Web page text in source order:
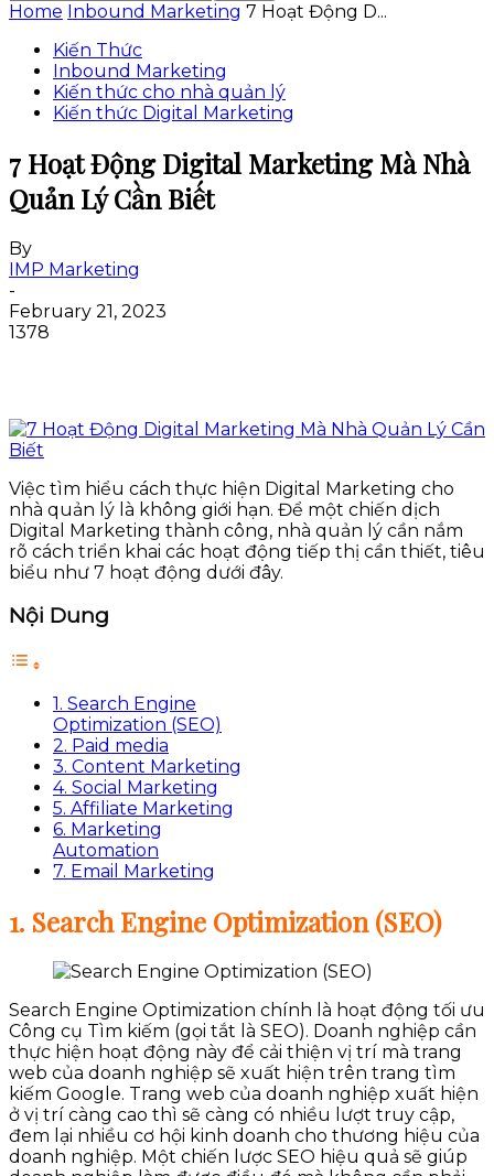
Home Inbound Marketing 7 Hoạt Động D...
Kiến Thức
Inbound Marketing
Kiến thức cho nhà quản lý
Kiến thức Digital Marketing
7 Hoạt Động Digital Marketing Mà Nhà
Quản Lý Cần Biết
By
IMP Marketing
-
February 21, 2023
1378
Việc tìm hiểu cách thực hiện Digital Marketing cho
nhà quản lý là không giới hạn. Để một chiến dịch
Digital Marketing thành công, nhà quản lý cần nắm
rõ cách triển khai các hoạt động tiếp thị cần thiết, tiêu
biểu như 7 hoạt động dưới đây.
Nội Dung
1. Search Engine
Optimization (SEO)
2. Paid media
3. Content Marketing
4. Social Marketing
5. Affiliate Marketing
6. Marketing
Automation
7. Email Marketing
1. Search Engine Optimization (SEO)
Search Engine Optimization chính là hoạt động tối ưu
Công cụ Tìm kiếm (gọi tắt là SEO). Doanh nghiệp cần
thực hiện hoạt động này để cải thiện vị trí mà trang
web của doanh nghiệp sẽ xuất hiện trên trang tìm
kiếm Google. Trang web của doanh nghiệp xuất hiện
ở vị trí càng cao thì sẽ càng có nhiều lượt truy cập,
đem lại nhiều cơ hội kinh doanh cho thương hiệu của
doanh nghiệp. Một chiến lược SEO hiệu quả sẽ giúp